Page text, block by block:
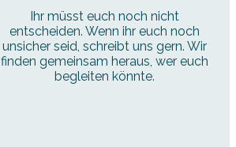
Ihr müsst euch noch nicht
entscheiden. Wenn ihr euch noch
unsicher seid, schreibt uns gern. Wir
finden gemeinsam heraus, wer euch
begleiten könnte.